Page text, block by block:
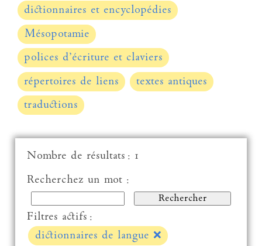
dictionnaires et encyclopédies
Mésopotamie
polices d’écriture et claviers
répertoires de liens
textes antiques
traductions
Nombre de résultats : 1
Recherchez un mot :
Filtres actifs :
dictionnaires de langue ❌